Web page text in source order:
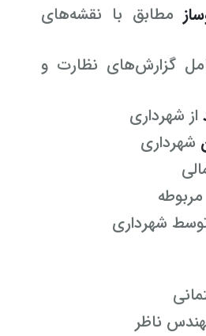
مطابق با نقشه‌های
گزارش‌های نظارت و
از شهرداری
شهرداری
مربوطه
شهرداری
ناظر